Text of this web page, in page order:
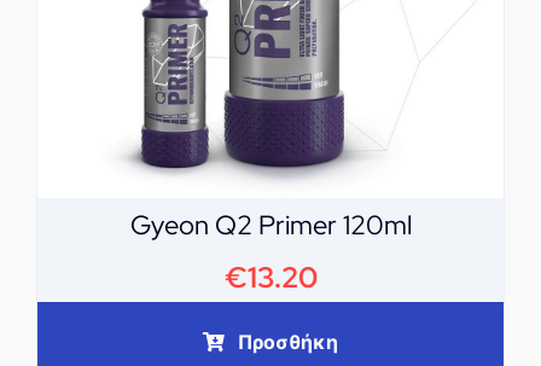
Gyeon Q2 Primer 120ml
€13.20
Προσθήκη